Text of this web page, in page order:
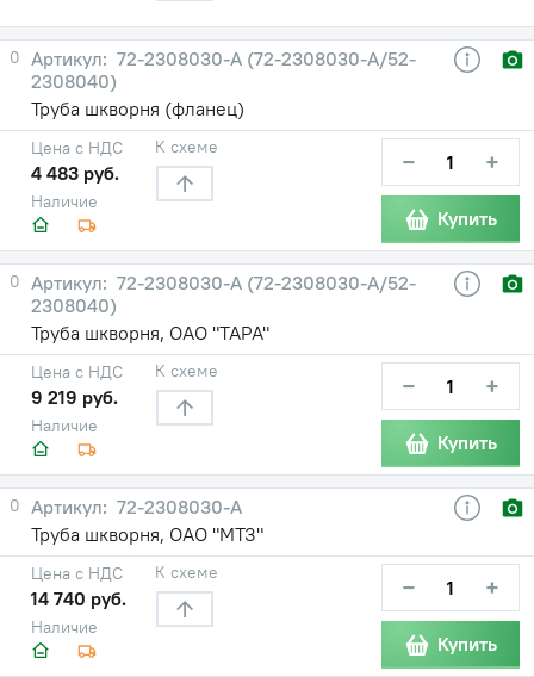
0
72-2308030-А (72-2308030-А/52-
2308040)
Труба шкворня (фланец)
Наличие
Цена с НДС
4 483 руб.
К схеме − +
Купить
0
72-2308030-А (72-2308030-А/52-
2308040)
Труба шкворня, ОАО "ТАРА"
Наличие
Цена с НДС
9 219 руб.
К схеме − +
Купить
0
72-2308030-А
Труба шкворня, ОАО "МТЗ"
Наличие
Цена с НДС
14 740 руб.
К схеме − +
Купить